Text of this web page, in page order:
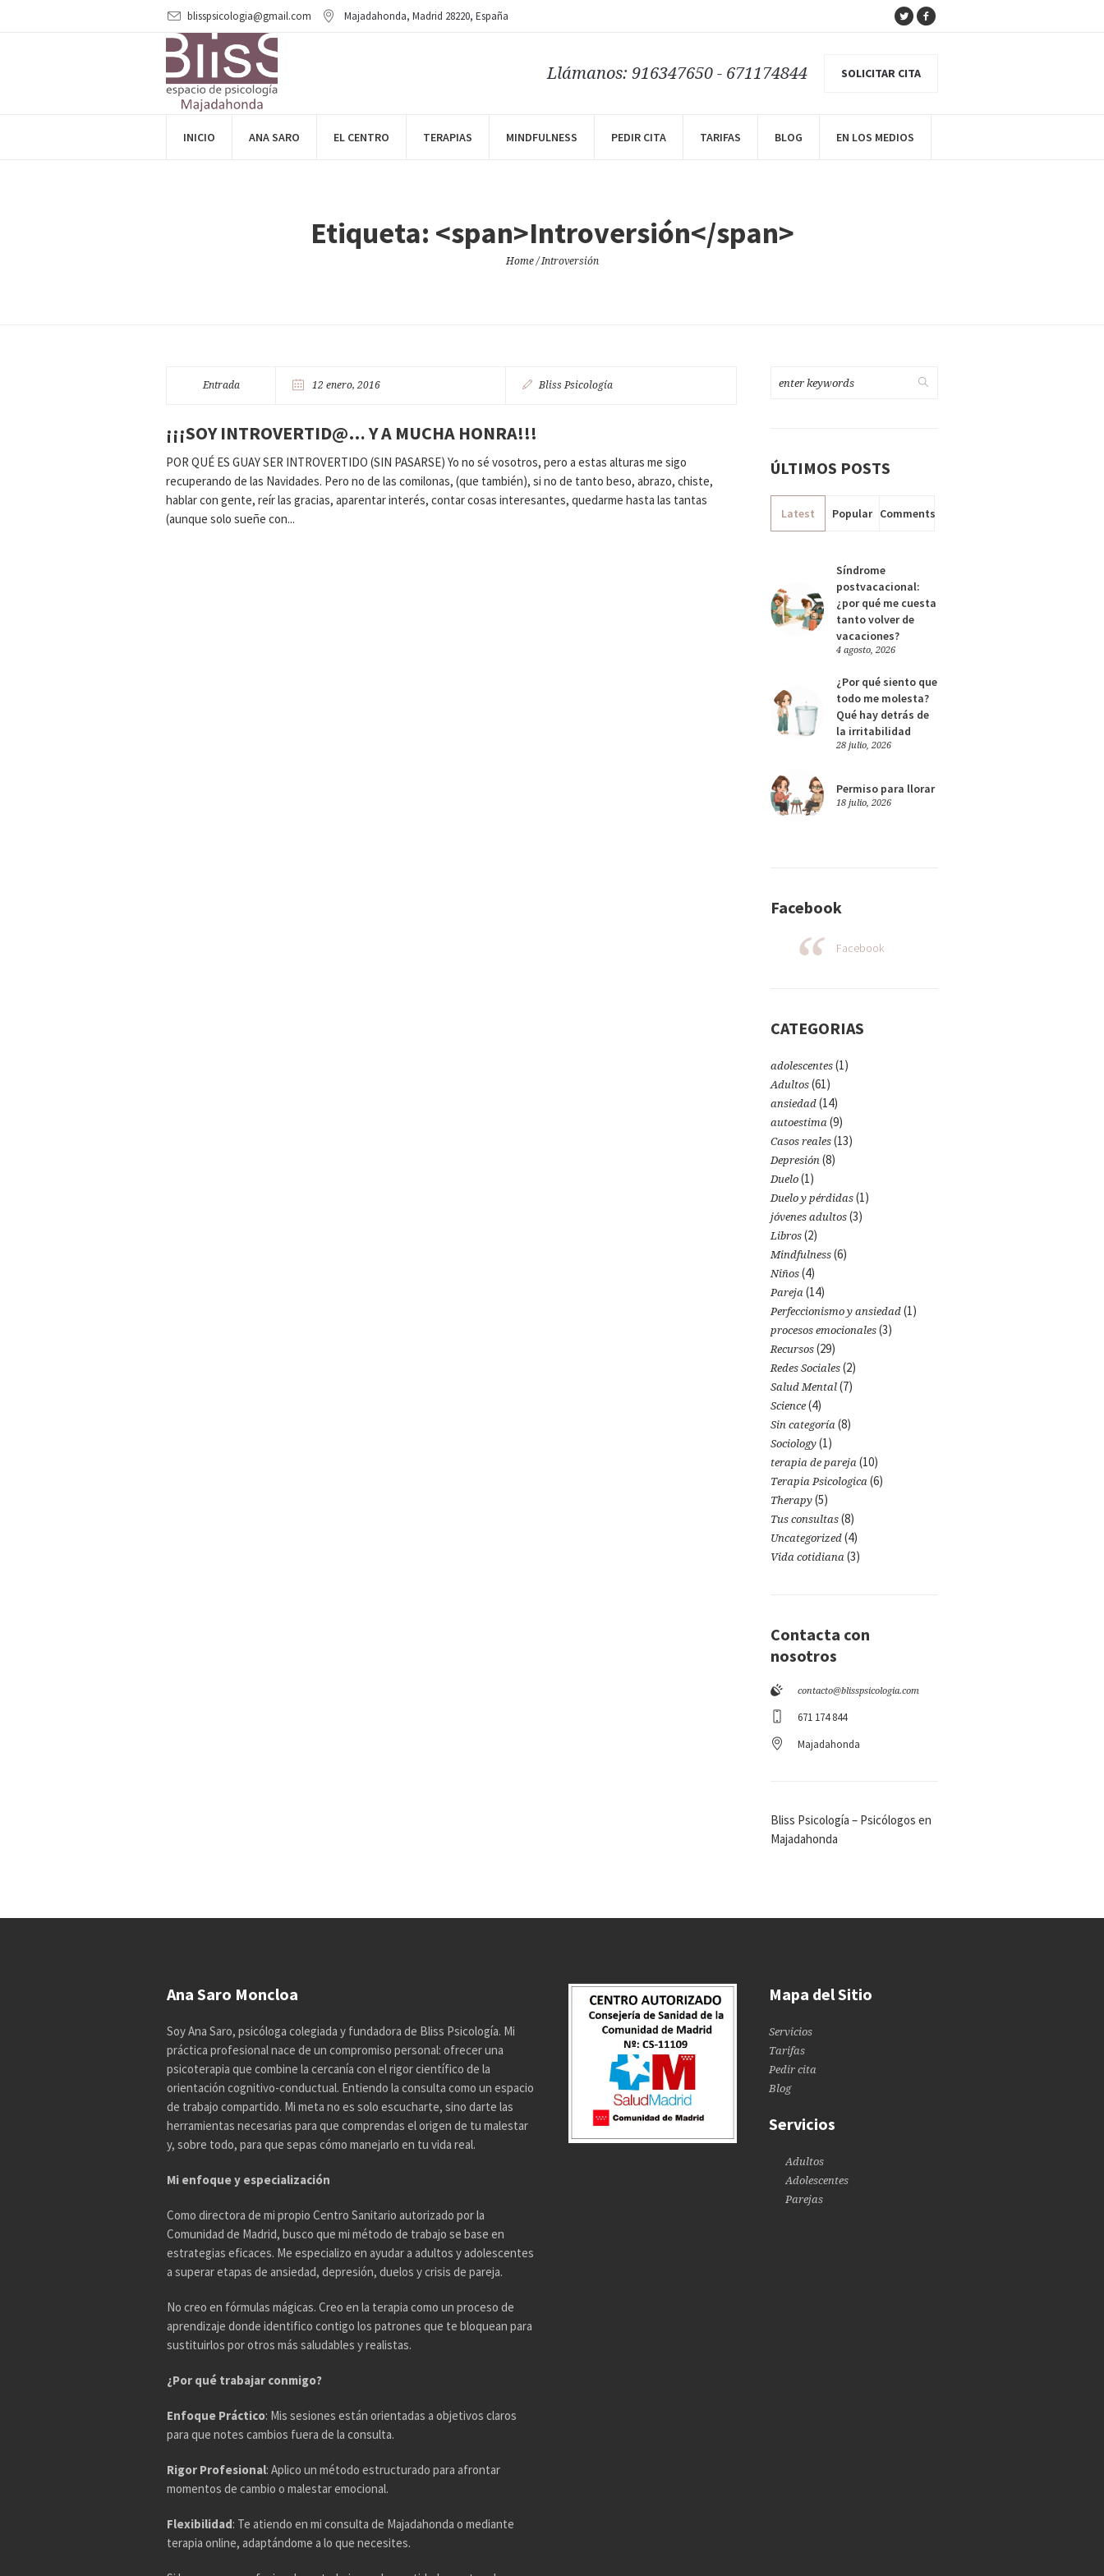
blisspsicologia@gmail.com Majadahonda, Madrid 28220, España
Llámanos: 916347650 - 671174844 SOLICITAR CITA
INICIO ANA SARO EL CENTRO TERAPIAS MINDFULNESS PEDIR CITA TARIFAS BLOG EN LOS MEDIOS
Etiqueta: <span>Introversión</span>
Home /Introversión
Entrada 12 enero, 2016 Bliss Psicología
¡¡¡SOY INTROVERTID@… Y A MUCHA HONRA!!!
POR QUÉ ES GUAY SER INTROVERTIDO (SIN PASARSE) Yo no sé vosotros, pero a estas alturas me sigo
recuperando de las Navidades. Pero no de las comilonas, (que también), si no de tanto beso, abrazo, chiste,
hablar con gente, reír las gracias, aparentar interés, contar cosas interesantes, quedarme hasta las tantas
(aunque solo sueñe con...
ÚLTIMOS POSTS
Latest Popular Comments
Síndrome
postvacacional:
¿por qué me cuesta
tanto volver de
vacaciones?
4 agosto, 2026
¿Por qué siento que
todo me molesta?
Qué hay detrás de
la irritabilidad
28 julio, 2026
Permiso para llorar
18 julio, 2026
Facebook
Facebook
CATEGORIAS
adolescentes(1)
Adultos(61)
ansiedad(14)
autoestima(9)
Casos reales(13)
Depresión(8)
Duelo(1)
Duelo y pérdidas(1)
jóvenes adultos(3)
Libros(2)
Mindfulness(6)
Niños(4)
Pareja(14)
Perfeccionismo y ansiedad(1)
procesos emocionales(3)
Recursos(29)
Redes Sociales(2)
Salud Mental(7)
Science(4)
Sin categoría(8)
Sociology(1)
terapia de pareja(10)
Terapia Psicologica(6)
Therapy(5)
Tus consultas(8)
Uncategorized(4)
Vida cotidiana(3)
Contacta con
nosotros
contacto@blisspsicologia.com
671 174 844
Majadahonda
Bliss Psicología – Psicólogos en
Majadahonda
Ana Saro Moncloa
Soy Ana Saro, psicóloga colegiada y fundadora de Bliss Psicología. Mi
práctica profesional nace de un compromiso personal: ofrecer una
psicoterapia que combine la cercanía con el rigor científico de la
orientación cognitivo-conductual. Entiendo la consulta como un espacio
de trabajo compartido. Mi meta no es solo escucharte, sino darte las
herramientas necesarias para que comprendas el origen de tu malestar
y, sobre todo, para que sepas cómo manejarlo en tu vida real.
Mi enfoque y especialización
Como directora de mi propio Centro Sanitario autorizado por la
Comunidad de Madrid, busco que mi método de trabajo se base en
estrategias eficaces. Me especializo en ayudar a adultos y adolescentes
a superar etapas de ansiedad, depresión, duelos y crisis de pareja.
No creo en fórmulas mágicas. Creo en la terapia como un proceso de
aprendizaje donde identifico contigo los patrones que te bloquean para
sustituirlos por otros más saludables y realistas.
¿Por qué trabajar conmigo?
Enfoque Práctico: Mis sesiones están orientadas a objetivos claros
para que notes cambios fuera de la consulta.
Rigor Profesional: Aplico un método estructurado para afrontar
momentos de cambio o malestar emocional.
Flexibilidad: Te atiendo en mi consulta de Majadahonda o mediante
terapia online, adaptándome a lo que necesites.
Mapa del Sitio
Servicios
Tarifas
Pedir cita
Blog
Servicios
Adultos
Adolescentes
Parejas